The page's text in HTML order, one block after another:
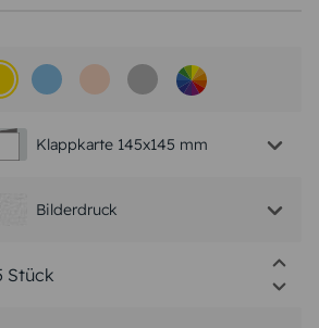
Klappkarte 145x145 mm
Bilderdruck